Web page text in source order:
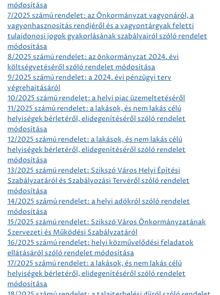
módosítása
7/2025 számú rendelet: az Önkormányzat vagyonáról, a
vagyonhasznosítás rendjéről és a vagyontárgyak feletti
tulajdonosi jogok gyakorlásának szabályairól szóló rendelet
módosítása
8/2025 számú rendelet: az önkormányzat 2024. évi
költségvetéséről szóló rendelet módosítása
9/2025 számú rendelet: a 2024. évi pénzügyi terv
végrehajtásáról
10/2025 számú rendelet: a helyi piac üzemeltetéséről
11/2025 számú rendelet: a lakások, és nem lakás célú
helyiségek bérletéről, elidegenítéséről szóló rendelet
módosítása
12/2025 számú rendelet: a lakások, és nem lakás célú
helyiségek bérletéről, elidegenítéséről szóló rendelet
módosítása
13/2025 számú rendelet: Szikszó Város Helyi Építési
Szabályzatáról és Szabályozási Tervéről szóló rendelet
módosítása
14/2025 számú rendelet: a helyi adókról szóló rendelet
módosítása
15/2025 számú rendelet: Szikszó Város Önkormányzatának
Szervezeti és Működési Szabályzatáról
16/2025 számú rendelet: helyi közművelődési feladatok
ellátásáról szóló rendelet módosítása
17/2025 számú rendelet: a lakások, és nem lakás célú
helyiségek bérletéről, elidegenítéséről szóló rendelet
módosítása